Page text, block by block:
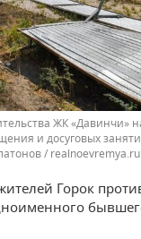
ЖК «Давинчи»
и досуговых
/ realnoevremya.ru
Горок